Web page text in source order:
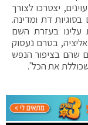
יצטרכו לצורך
דת ומדינה.
עלינו בעזרת השם
בטרם נעסוק
שהם בציפור הנפש
את הכל".